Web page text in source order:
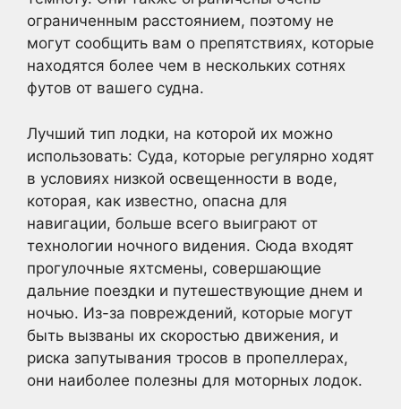
ограниченным расстоянием, поэтому не
могут сообщить вам о препятствиях, которые
находятся более чем в нескольких сотнях
футов от вашего судна.
Лучший тип лодки, на которой их можно
использовать: Суда, которые регулярно ходят
в условиях низкой освещенности в воде,
которая, как известно, опасна для
навигации, больше всего выиграют от
технологии ночного видения. Сюда входят
прогулочные яхтсмены, совершающие
дальние поездки и путешествующие днем и
ночью. Из-за повреждений, которые могут
быть вызваны их скоростью движения, и
риска запутывания тросов в пропеллерах,
они наиболее полезны для моторных лодок.